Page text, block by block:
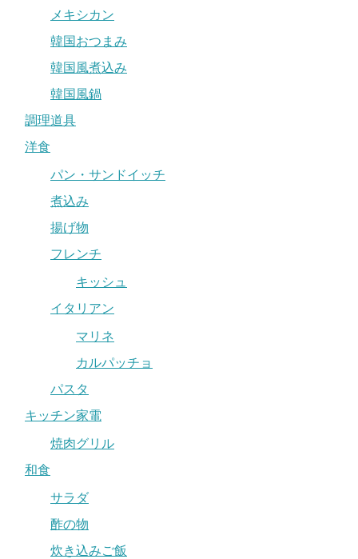
メキシカン
韓国おつまみ
韓国風煮込み
韓国風鍋
調理道具
洋食
パン・サンドイッチ
煮込み
揚げ物
フレンチ
キッシュ
イタリアン
マリネ
カルパッチョ
パスタ
キッチン家電
焼肉グリル
和食
サラダ
酢の物
炊き込みご飯